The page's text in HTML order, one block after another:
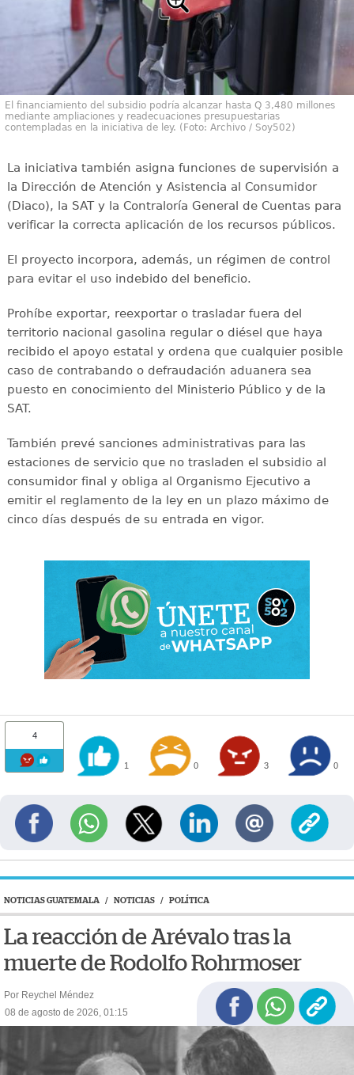
El financiamiento del subsidio podría alcanzar hasta Q 3,480 millones
mediante ampliaciones y readecuaciones presupuestarias
contempladas en la iniciativa de ley. (Foto: Archivo / Soy502)
La iniciativa también asigna funciones de supervisión a
la Dirección de Atención y Asistencia al Consumidor
(Diaco), la SAT y la Contraloría General de Cuentas para
verificar la correcta aplicación de los recursos públicos.
El proyecto incorpora, además, un régimen de control
para evitar el uso indebido del beneficio.
Prohíbe exportar, reexportar o trasladar fuera del
territorio nacional gasolina regular o diésel que haya
recibido el apoyo estatal y ordena que cualquier posible
caso de contrabando o defraudación aduanera sea
puesto en conocimiento del Ministerio Público y de la
SAT.
También prevé sanciones administrativas para las
estaciones de servicio que no trasladen el subsidio al
consumidor final y obliga al Organismo Ejecutivo a
emitir el reglamento de la ley en un plazo máximo de
cinco días después de su entrada en vigor.
4
1 0 3 0
NOTICIAS GUATEMALA / NOTICIAS / POLÍTICA
La reacción de Arévalo tras la
muerte de Rodolfo Rohrmoser
Por Reychel Méndez
08 de agosto de 2026, 01:15